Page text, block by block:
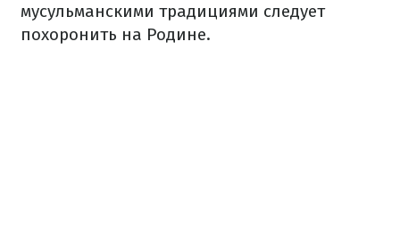
мусульманскими традициями следует
похоронить на Родине.